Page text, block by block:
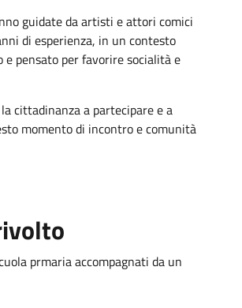
guidate da artisti e attori comici
di esperienza, in un contesto
e pensato per favorire socialità e
cittadinanza a partecipare e a
momento di incontro e comunità
prmaria accompagnati da un